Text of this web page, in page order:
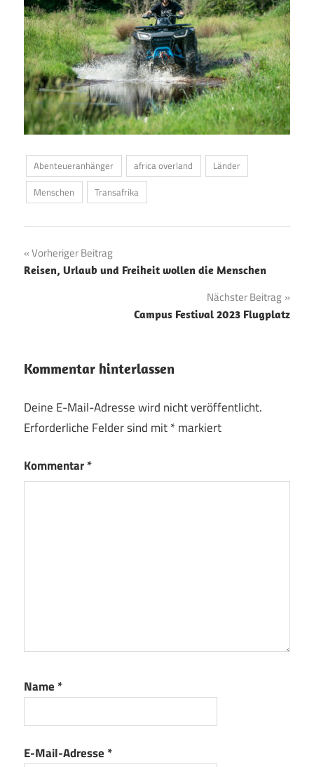
Abenteueranhänger africa overland
Länder
Menschen
Transafrika
Beitragsnavigation
Vorheriger Beitrag
Reisen, Urlaub und Freiheit wollen die Menschen
Nächster Beitrag
Campus Festival 2023 Flugplatz
Kommentar hinterlassen
Deine E-Mail-Adresse wird nicht veröffentlicht.
Erforderliche Felder sind mit*markiert
Kommentar*
Name *
E-Mail-Adresse *